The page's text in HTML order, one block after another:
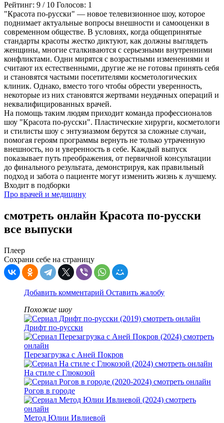
Рейтинг: 9 / 10 Голосов: 1
"Красота по-русски" — новое телевизионное шоу, которое
поднимает актуальные вопросы внешности и самооценки в
современном обществе. В условиях, когда общепринятые
стандарты красоты жестко диктуют, как должны выглядеть
женщины, многие сталкиваются с серьезными внутренними
конфликтами. Одни мирятся с возрастными изменениями и
считают их естественными, другие же не готовы принять себя
и становятся частыми посетителями косметологических
клиник. Однако, вместо того чтобы обрести уверенность,
некоторые из них становятся жертвами неудачных операций и
неквалифицированных врачей.
На помощь таким людям приходит команда профессионалов
шоу "Красота по-русски". Пластические хирурги, косметологи
и стилисты шоу с энтузиазмом берутся за сложные случаи,
помогая героям программы вернуть не только утраченную
внешность, но и уверенность в себе. Каждый выпуск
показывает путь преображения, от первичной консультации
до финального результата, демонстрируя, как правильный
подход и забота о пациенте могут изменить жизнь к лучшему.
Входит в подборки
Про врачей и медицину
смотреть онлайн Красота по-русски
все выпуски
Плеер
Сохрани себе на страницу
Добавить комментарий Оставить жалобу
Похожие шоу
Дрифт по-русски
Перезагрузка с Аней Покров
На стиле с Глюкозой
Рогов в городе
Метод Юлии Ивлиевой